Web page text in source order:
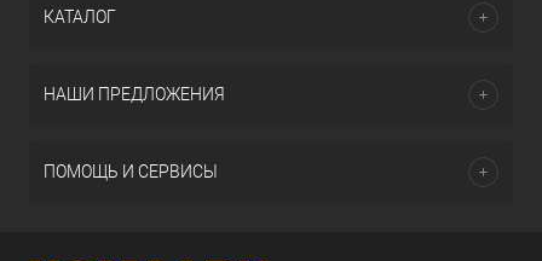
КАТАЛОГ
НАШИ ПРЕДЛОЖЕНИЯ
ПОМОЩЬ И СЕРВИСЫ